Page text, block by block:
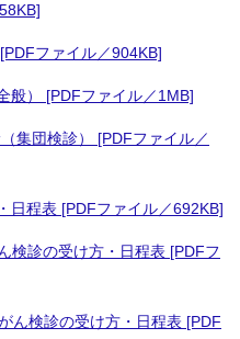
ファイル／904KB]
般） [PDFファイル／1MB]
集団検診） [PDFファイル／
日程表 [PDFファイル／692KB]
検診の受け方・日程表 [PDFフ
ん検診の受け方・日程表 [PDF